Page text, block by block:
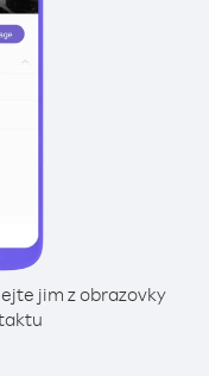
jim z obrazovky